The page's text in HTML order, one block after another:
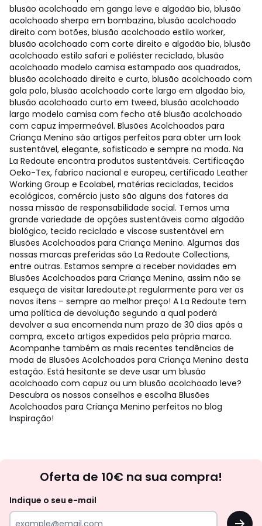
blusão acolchoado em ganga leve e algodão bio, blusão
acolchoado sherpa em bombazina, blusão acolchoado
direito com botões, blusão acolchoado estilo worker,
blusão acolchoado com corte direito e algodão bio, blusão
acolchoado estilo safari e poliéster reciclado, blusão
acolchoado modelo camisa estampado aos quadrados,
blusão acolchoado direito e curto, blusão acolchoado com
gola polo, blusão acolchoado corte largo em algodão bio,
blusão acolchoado curto em tweed, blusão acolchoado
largo modelo camisa com fecho até blusão acolchoado
com capuz impermeável. Blusões Acolchoados para
Criança Menino são artigos perfeitos para obter um look
sustentável, elegante, sofisticado e sempre na moda. Na
La Redoute encontra produtos sustentáveis. Certificação
Oeko-Tex, fabrico nacional e europeu, certificado Leather
Working Group e Ecolabel, matérias recicladas, tecidos
ecológicos, comércio justo são alguns dos fatores da
nossa missão de responsabilidade social. Temos uma
grande variedade de opções sustentáveis como algodão
biológico, tecido reciclado e viscose sustentável em
Blusões Acolchoados para Criança Menino. Algumas das
nossas marcas preferidas são La Redoute Collections,
entre outras. Estamos sempre a receber novidades em
Blusões Acolchoados para Criança Menino, assim não se
esqueça de visitar laredoute.pt regularmente para ver os
novos itens – sempre ao melhor preço! A La Redoute tem
uma política de devolução segundo a qual poderá
devolver a sua encomenda num prazo de 30 dias após a
compra, exceto artigos expedidos pela própria marca.
Acompanhe também as mais recentes tendências de
moda de Blusões Acolchoados para Criança Menino desta
estação. Está hesitante se deve usar um blusão
acolchoado com capuz ou um blusão acolchoado leve?
Descubra os nossos conselhos e escolha Blusões
Acolchoados para Criança Menino perfeitos no blog
Inspiração!
Oferta de 10€ na sua compra!
Indique o seu e-mail
OK